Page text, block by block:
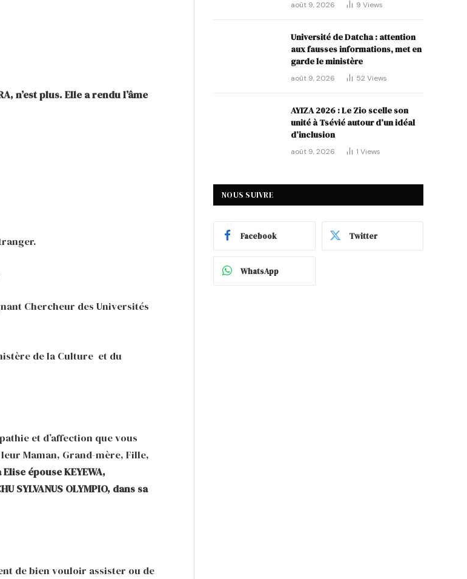
n’est plus. Elle a rendu l’âme
Chercheur des Universités
de la Culture et du
et d’affection que vous
Maman, Grand-mère, Fille,
épouse KEYEWA,
SYLVANUS OLYMPIO, dans sa
de bien vouloir assister ou de
août 9, 2026 9 Views
Université de Datcha : attention
aux fausses informations, met en
garde le ministère
août 9, 2026 52 Views
AYIZA 2026 : Le Zio scelle son
unité à Tsévié autour d’un idéal
d’inclusion
août 9, 2026 1 Views
NOUS SUIVRE
Facebook Twitter
WhatsApp